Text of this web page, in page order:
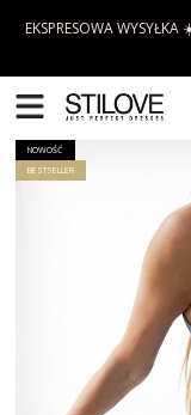
EKSPRESOWA
NOWOŚĆ
BESTSELLER